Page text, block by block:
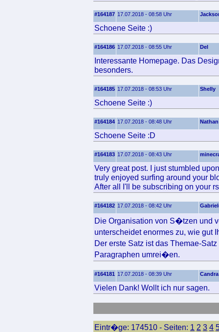
#164187 17.07.2018 - 08:58 Uhr
Schoene Seite :)
#164186 17.07.2018 - 08:55 Uhr Del
Interessante Homepage. Das
besonders.
#164185 17.07.2018 - 08:53 Uhr Shelly
Schoene Seite :)
#164184 17.07.2018 - 08:48 Uhr Nathan
Schoene Seite :D
#164183 17.07.2018 - 08:43 Uhr
Very great post. I just stumbled
truly enjoyed surfing around your
After all I'll be subscribing on your
#164182 17.07.2018 - 08:42 Uhr
Die Organisation von S�tzen und
unterscheidet enormes zu, wie
Der erste Satz ist das Themae-
Paragraphen umrei�en.
#164181 17.07.2018 - 08:39 Uhr Candra
Vielen Dank! Wollt ich nur sagen.
Eintr�ge: 174510 - Seiten: 1 2 3 4